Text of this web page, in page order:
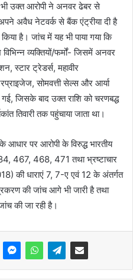
उक्त आरोपी ने अनवर ढेबर से
अपने अवैध नेटवर्क से बैंक एंट्रीया दी है
है। जांच में यह भी पाया गया कि
व्यक्तियों/फर्मों- जिसमें अनवर
स्टार ट्रेडर्स, महावीर
सोमवत्ती सेल्स और आर्या
जिसके बाद उक्त राशि को चरणबद्ध
तिवारी तक पहुंचाया जाता था।
आधार पर आरोपी के विरुद्ध भारतीय
467, 468, 471 तथा भ्रष्टाचार
की धाराएं 7, 7-ए एवं 12 के अंतर्गत
की जांच आगे भी जारी है तथा
की जा रही है।